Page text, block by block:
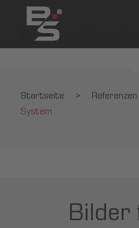
Elvia Pro
Startseite > Referenzen
System
Bilder